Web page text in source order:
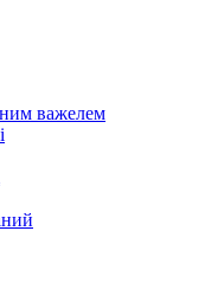
важелем